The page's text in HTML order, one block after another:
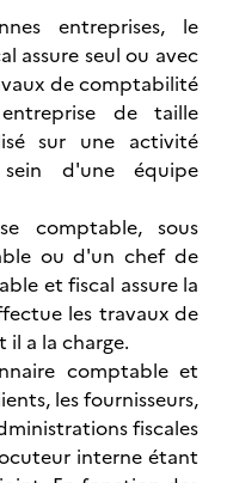
entreprises, le
assure seul ou avec
de comptabilité
de taille
sur une activité
d'une équipe
comptable, sous
ou d'un chef de
et fiscal assure la
les travaux de
il a la charge.
comptable et
les fournisseurs,
fiscales
interne étant